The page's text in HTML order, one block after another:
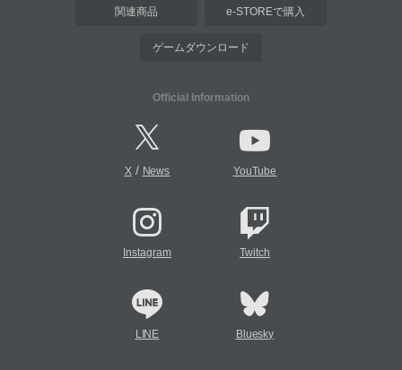
関連商品 e-STOREで購入
ゲームダウンロード
Official Information
X/ News YouTube
Instagram Twitch
LINE Bluesky